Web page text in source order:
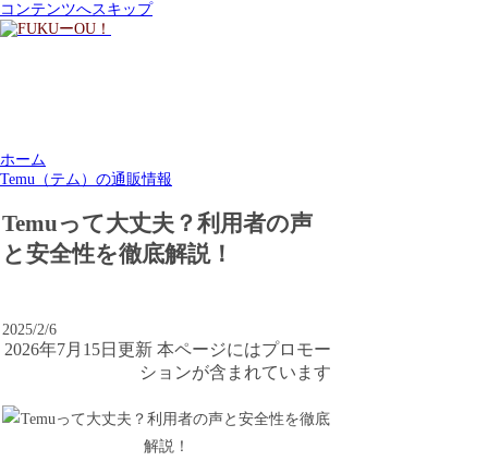
コンテンツへスキップ
ホーム
Temu（テム）の通販情報
Temuって大丈夫？利用者の声
と安全性を徹底解説！
2025/2/6
2026年7月15日更新 本ページにはプロモー
ションが含まれています